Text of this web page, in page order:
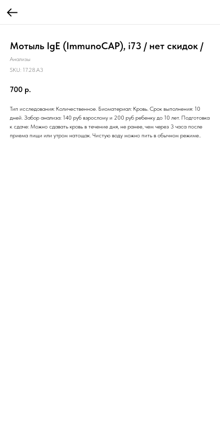
Мотыль IgE (ImmunoCAP), i73 / нет скидок /
Анализы
SKU: 17.28.A3
700 р.
Тип исследования: Количественное. Биоматериал: Кровь. Срок выполнения: 10
дней. Забор анализа: 140 руб взрослому и 200 руб ребенку до 10 лет. Подготовка
к сдаче: Можно сдавать кровь в течение дня, не ранее, чем через 3 часа после
приема пищи или утром натощак. Чистую воду можно пить в обычном режиме..